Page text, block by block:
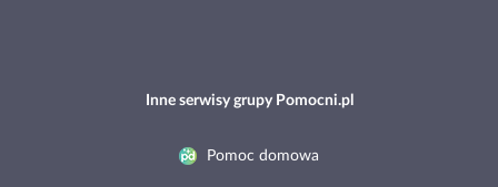
Inne serwisy grupy Pomocni.pl
Pomoc domowa